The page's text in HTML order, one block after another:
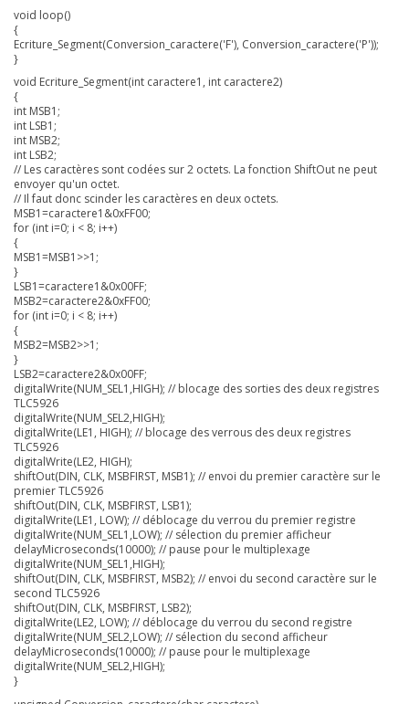
void loop()
{
Ecriture_Segment(Conversion_caractere('F'), Conversion_caractere('P'));
}
void Ecriture_Segment(int caractere1, int caractere2)
{
int MSB1;
int LSB1;
int MSB2;
int LSB2;
// Les caractères sont codées sur 2 octets. La fonction ShiftOut ne peut
envoyer qu'un octet.
// Il faut donc scinder les caractères en deux octets.
MSB1=caractere1&0xFF00;
for (int i=0; i < 8; i++)
{
MSB1=MSB1>>1;
}
LSB1=caractere1&0x00FF;
MSB2=caractere2&0xFF00;
for (int i=0; i < 8; i++)
{
MSB2=MSB2>>1;
}
LSB2=caractere2&0x00FF;
digitalWrite(NUM_SEL1,HIGH); // blocage des sorties des deux registres
TLC5926
digitalWrite(NUM_SEL2,HIGH);
digitalWrite(LE1, HIGH); // blocage des verrous des deux registres
TLC5926
digitalWrite(LE2, HIGH);
shiftOut(DIN, CLK, MSBFIRST, MSB1); // envoi du premier caractère sur le
premier TLC5926
shiftOut(DIN, CLK, MSBFIRST, LSB1);
digitalWrite(LE1, LOW); // déblocage du verrou du premier registre
digitalWrite(NUM_SEL1,LOW); // sélection du premier afficheur
delayMicroseconds(10000); // pause pour le multiplexage
digitalWrite(NUM_SEL1,HIGH);
shiftOut(DIN, CLK, MSBFIRST, MSB2); // envoi du second caractère sur le
second TLC5926
shiftOut(DIN, CLK, MSBFIRST, LSB2);
digitalWrite(LE2, LOW); // déblocage du verrou du second registre
digitalWrite(NUM_SEL2,LOW); // sélection du second afficheur
delayMicroseconds(10000); // pause pour le multiplexage
digitalWrite(NUM_SEL2,HIGH);
}